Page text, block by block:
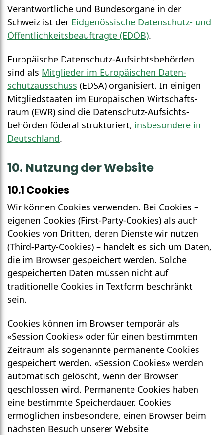
Verantwortliche und Bundes­organe in der
Schweiz ist der Eid­genössische Daten­schutz- und
Öffentlich­keits­beauftragte (EDÖB).
Europäische Daten­schutz-Aufsichts­behörden
sind als Mit­glieder im Euro­päischen Daten­
schutz­ausschuss (EDSA) organisiert. In einigen
Mitglied­staaten im Euro­päischen Wirtschafts­
raum (EWR) sind die Daten­schutz-Auf­sichts­
behörden föderal strukturiert, insbesondere in
Deutsch­land.
10. Nutzung der Website
10.1 Cookies
Wir können Cookies verwenden. Bei Cookies –
eigenen Cookies (First-Party-Cookies) als auch
Cookies von Dritten, deren Dienste wir nutzen
(Third-Party-Cookies) – handelt es sich um Daten,
die im Browser gespeichert werden. Solche
gespeicherten Daten müssen nicht auf
traditionelle Cookies in Textform beschränkt
sein.
Cookies können im Browser temporär als
«Session Cookies» oder für einen bestimmten
Zeitraum als sogenannte permanente Cookies
gespeichert werden. «Session Cookies» werden
automatisch gelöscht, wenn der Browser
geschlossen wird. Permanente Cookies haben
eine bestimmte Speicher­dauer. Cookies
ermöglichen insbesondere, einen Browser beim
nächsten Besuch unserer Website